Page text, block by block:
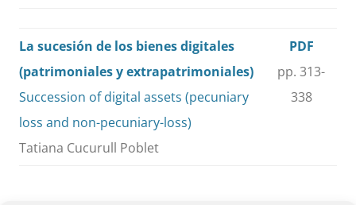
La sucesión de los bienes digitales
(patrimoniales y extrapatrimoniales)
Succession of digital assets (pecuniary
loss and non-pecuniary-loss)
Tatiana Cucurull Poblet
PDF
pp. 313-
338